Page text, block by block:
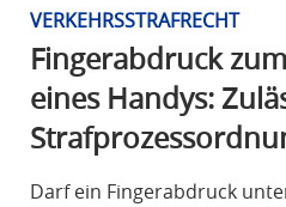
VERKEHRSSTRAFRECHT
Fingerabdruck
eines Handys:
Darf ein Fingerabdruck